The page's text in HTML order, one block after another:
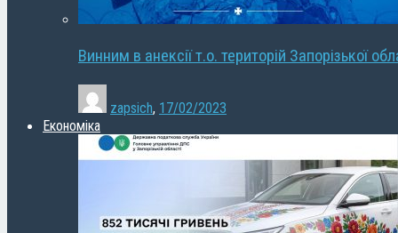
Винним в анексії т.о. територій Запорізької
zapsich, 17/02/2023
Економіка